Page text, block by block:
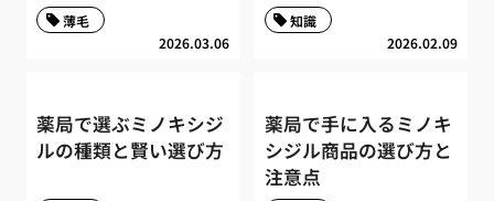
2026.03.06
薄毛
2026.02.09
知識
薬局で選ぶミノキシジ
ルの種類と賢い選び方
薬局で手に入るミノキ
シジル商品の選び方と
注意点